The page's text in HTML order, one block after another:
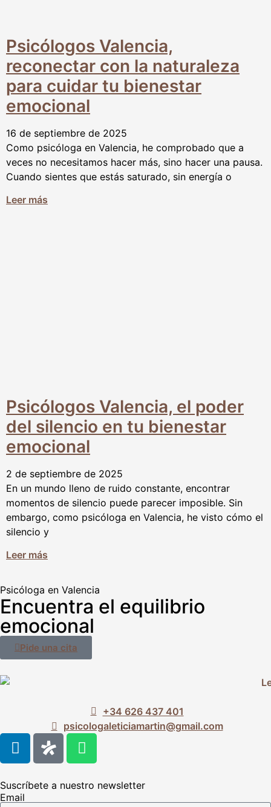
Psicólogos Valencia,
reconectar con la naturaleza
para cuidar tu bienestar
emocional
16 de septiembre de 2025
Como psicóloga en Valencia, he comprobado que a
veces no necesitamos hacer más, sino hacer una pausa.
Cuando sientes que estás saturado, sin energía o
Leer más
Psicólogos Valencia, el poder
del silencio en tu bienestar
emocional
2 de septiembre de 2025
En un mundo lleno de ruido constante, encontrar
momentos de silencio puede parecer imposible. Sin
embargo, como psicóloga en Valencia, he visto cómo el
silencio y
Leer más
Psicóloga en Valencia
Encuentra el equilibrio
emocional
Pide una cita
+34 626 437 401
psicologaleticiamartin@gmail.com
Suscríbete a nuestro newsletter
Email